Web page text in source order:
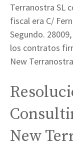
Terranostra SL
fiscal era C/
Segundo.
los contratos
New
New